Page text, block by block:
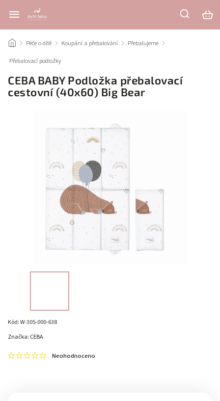
/ Péče o dítě / Koupání a přebalování / Přebalujeme /
Přebalovací podložky
CEBA BABY Podložka přebalovací
cestovní (40x60) Big Bear
Kód:W-305-000-638
Neohodnoceno
Značka: CEBA